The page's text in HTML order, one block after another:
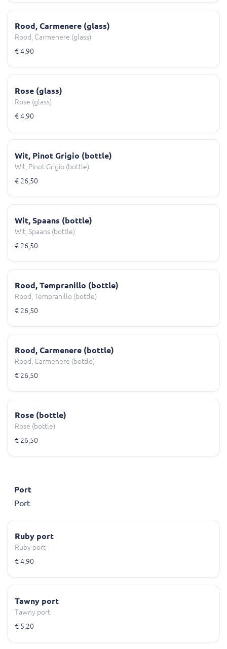
Rood, Carmenere (glass)
Rood, Carmenere (glass)
€ 4,90
Rose (glass)
Rose (glass)
€ 4,90
Wit, Pinot Grigio (bottle)
Wit, Pinot Grigio (bottle)
€ 26,50
Wit, Spaans (bottle)
Wit, Spaans (bottle)
€ 26,50
Rood, Tempranillo (bottle)
Rood, Tempranillo (bottle)
€ 26,50
Rood, Carmenere (bottle)
Rood, Carmenere (bottle)
€ 26,50
Rose (bottle)
Rose (bottle)
€ 26,50
Port
Port
Ruby port
Ruby port
€ 4,90
Tawny port
Tawny port
€ 5,20